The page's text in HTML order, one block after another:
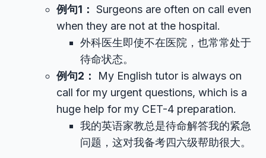
例句1： Surgeons are often on call even
when they are not at the hospital.
外科医生即使不在医院，也常常处于
待命状态。
例句2：
My English tutor is always on
call for my urgent questions, which is a
huge help for my CET-4 preparation.
我的英语家教总是待命解答我的紧急
问题，这对我备考四六级帮助很大。